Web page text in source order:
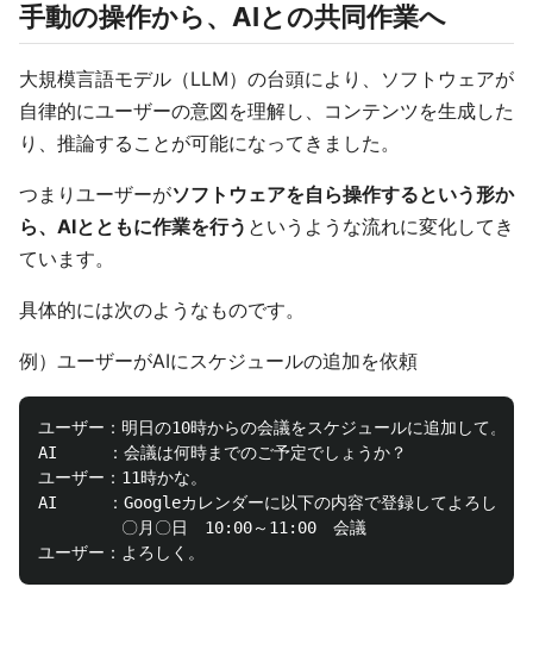
手動の操作から、AIとの共同作業へ
大規模言語モデル（LLM）の台頭により、ソフトウェアが
自律的にユーザーの意図を理解し、コンテンツを生成した
り、推論することが可能になってきました。
つまりユーザーがソフトウェアを自ら操作するという形か
ら、AIとともに作業を行う というような流れに変化してき
ています。
具体的には次のようなものです。
例）ユーザーがAIにスケジュールの追加を依頼
ユーザー：明日の10時からの会議をスケジュールに追加して。
AI　　　：会議は何時までのご予定でしょうか？
ユーザー：11時かな。
AI　　　：Googleカレンダーに以下の内容で登録してよろしい
〇月〇日　10:00～11:00　会議